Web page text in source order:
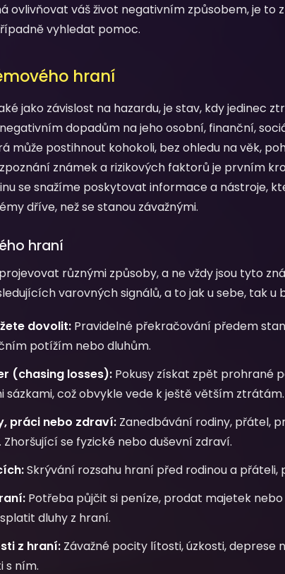
ovlivňovat váš život negativním způsobem, je to
vyhledat pomoc.
hraní
jako závislost na hazardu, je stav, kdy jedinec
dopadům na jeho osobní, finanční,
může postihnout kohokoli, bez ohledu na věk,
známek a rizikových faktorů je prvním
se snažíme poskytovat informace a nástroje,
dříve, než se stanou závažnými.
hraní
různými způsoby, a ne vždy jsou tyto
varovných signálů, a to jak u sebe, tak u
dovolit: Pravidelné překračování předem
potížím nebo dluhům.
(chasing losses): Pokusy získat zpět prohrané
sázkami, což obvykle vede k ještě větším ztrátám.
práci nebo zdraví: Zanedbávání rodiny, přátel,
se fyzické nebo duševní zdraví.
Skrývání rozsahu hraní před rodinou a přáteli,
Potřeba půjčit si peníze, prodat majetek
dluhy z hraní.
z hraní: Závažné pocity lítosti, úzkosti, deprese
s ním.